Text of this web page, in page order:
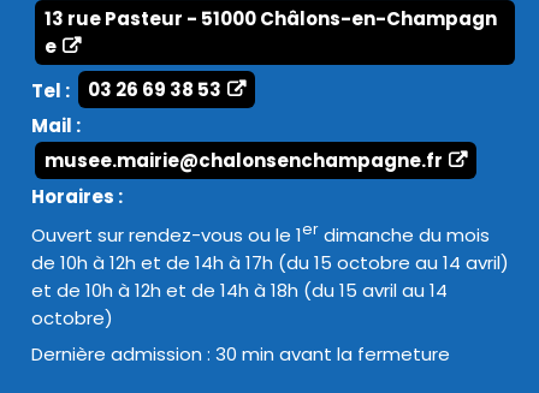
13 rue Pasteur - 51000 Châlons-en-Champagn
e
Tel :
03 26 69 38 53
Mail :
musee.mairie@chalonsenchampagne.fr
Horaires :
Ouvert sur rendez-vous ou le 1er dimanche du mois
de 10h à 12h et de 14h à 17h (du 15 octobre au 14 avril)
et de 10h à 12h et de 14h à 18h (du 15 avril au 14
octobre)
Dernière admission : 30 min avant la fermeture